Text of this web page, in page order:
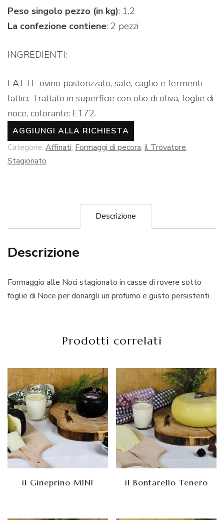
Peso singolo pezzo (in kg): 1,2
La confezione contiene: 2 pezzi
INGREDIENTI:
LATTE ovino pastorizzato, sale, caglio e fermenti
lattici. Trattato in superficie con olio di oliva, foglie di
noce, colorante: E172.
AGGIUNGI ALLA RICHIESTA
Categorie: Affinati, Formaggi di pecora, il Trovatore,
Stagionato
Descrizione
Descrizione
Formaggio alle Noci stagionato in casse di rovere sotto
foglie di Noce per donargli un profumo e gusto persistenti.
Prodotti correlati
il Gineprino MINI il Bontarello Tenero